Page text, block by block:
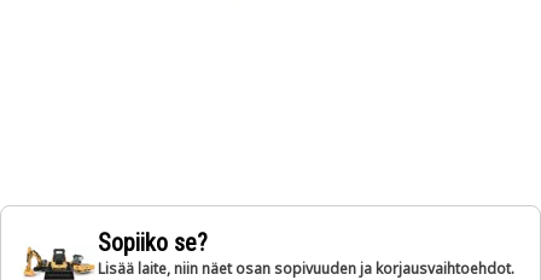
Sopiiko se?
Lisää laite, niin näet osan sopivuuden ja korjausvaihtoehdot.